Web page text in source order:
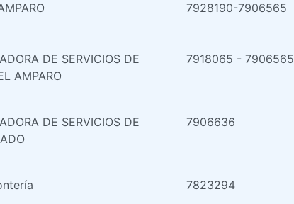
7928190-7906565
DE SERVICIOS DE
AMPARO
7918065 - 7906565
DE SERVICIOS DE
7906636
7823294